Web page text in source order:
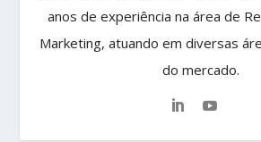
anos de experiência na área de
Marketing, atuando em diversas
do mercado.